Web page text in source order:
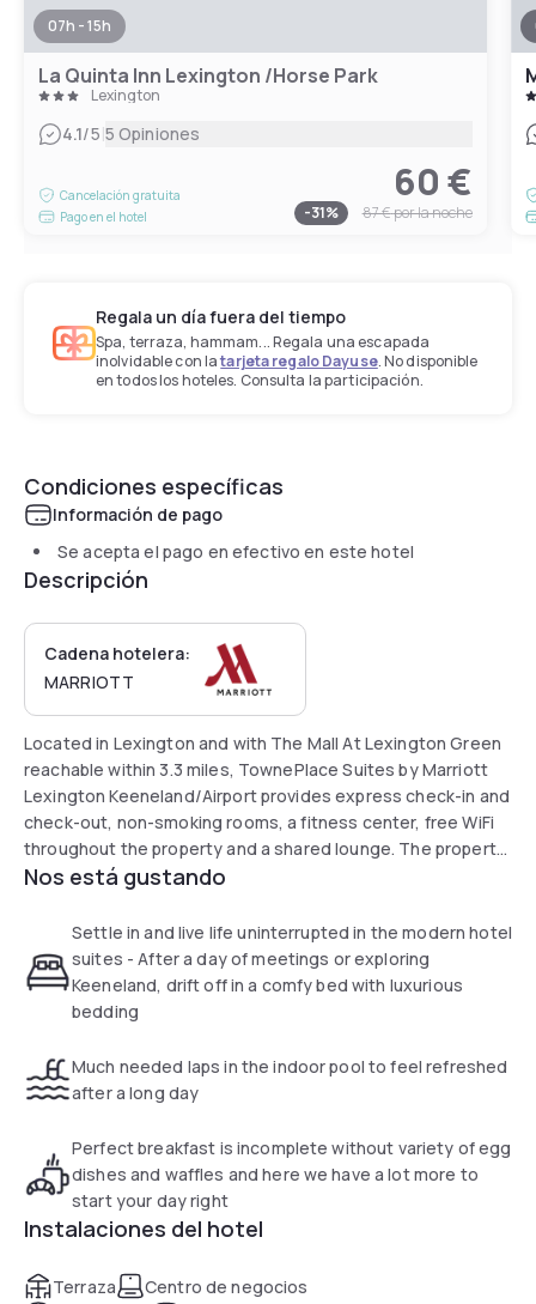
07h - 15h
La Quinta Inn Lexington /Horse Park
Lexington
4.1/5|5 Opiniones
Cancelación gratuita
Pago en el hotel
60 €
-31% 87 €por la noche
Regala un día fuera del tiempo
Spa, terraza, hammam... Regala una escapada
inolvidable con latarjeta regalo Dayuse. No disponible
en todos los hoteles. Consulta la participación.
Condiciones específicas
Información de pago
Se acepta el pago en efectivo en este hotel
Descripción
Cadena hotelera:
MARRIOTT
Located in Lexington and with The Mall At Lexington Green
reachable within 3.3 miles, TownePlace Suites by Marriott
Lexington Keeneland/Airport provides express check-in and
check-out, non-smoking rooms, a fitness center, free WiFi
throughout the property and a shared lounge. The property
is around 6.6 km from Keeneland Race Course, 7.1 km from
The property has a grill and a 24-hour front desk. Guests at
the hotel can enjoy a continental breakfast. TownePlace
Suites by Marriott Lexington Keeneland/Airport also
provides a business center and guests can check the
accommodation. Hunt-Morgan House is 8 km from
TownePlace Suites by Marriott Lexington
km away. The nearest airport is Blue Grass Airport, 6.3 km
from the hotel.
Nos está gustando
Settle in and live life uninterrupted in the modern hotel
suites - After a day of meetings or exploring
Keeneland, drift off in a comfy bed with luxurious
bedding
Much needed laps in the indoor pool to feel refreshed
after a long day
Perfect breakfast is incomplete without variety of egg
dishes and waffles and here we have a lot more to
start your day right
Instalaciones del hotel
Terraza
Centro de negocios